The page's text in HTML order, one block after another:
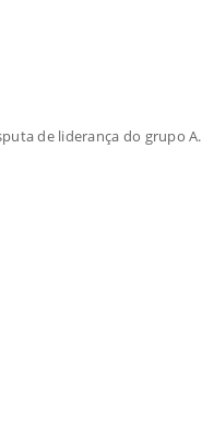
de liderança do grupo A.